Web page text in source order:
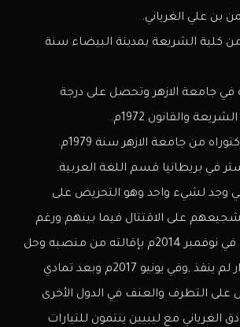
بن علي الغرياني.
من كلية الشريعة بمدينة البيضاء سنة
في جامعة الازهر وتحصل على درجة
والقانون 1972م.
من جامعة الازهر سنة 1979م.
في بريطانيا قسم اللغة العربية.
وجد لشيء واحد وهو التحريض على
على الاقتتال فيما بينهم ورغم
قيام مجلس النواب في نوفمبر 2014م بإقالته من منصبه وحل
دار الإفتاء الا ان القرار لم ينفذ ,وفي يونيو 2017م وبعد تمادي
على التطرف والعنف في الدول الأخرى
الغرياني مع ليبيين ينتمون للتيارات